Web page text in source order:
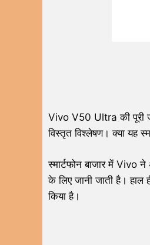
Vivo V50 Ultra की पूरी
विस्तृत विश्लेषण। क्या यह
स्मार्टफोन बाजार में Vivo
के लिए जानी जाती है। हाल
किया है।